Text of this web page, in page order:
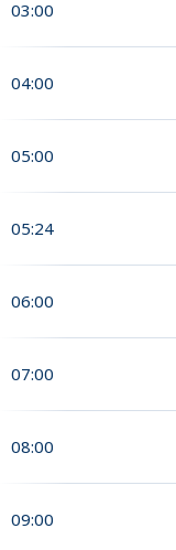
03:00
04:00
05:00
05:24
06:00
07:00
08:00
09:00